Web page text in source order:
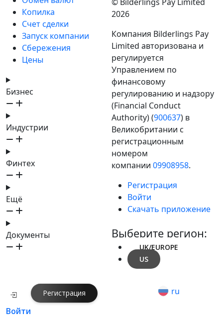
Копилка
Счет сделки
Запуск компании
Сбережения
Цены
Бизнес
Индустрии
Финтех
Ещё
Документы
2026
Компания Bilderlings Pay
Limited авторизована и
регулируется
Управлением по
финансовому
регулированию и надзору
(Financial Conduct
Authority) (900637) в
Великобритании с
регистрационным
номером
компании 09908958.
Регистрация
Войти
Скачать приложение
Выберите регион:
UK/EUROPE
US
Войти
Регистрация ru